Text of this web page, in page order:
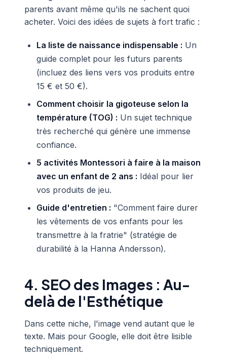
parents avant même qu'ils ne sachent quoi
acheter. Voici des idées de sujets à fort trafic :
La liste de naissance indispensable : Un
guide complet pour les futurs parents
(incluez des liens vers vos produits entre
15 € et 50 €).
Comment choisir la gigoteuse selon la
température (TOG) : Un sujet technique
très recherché qui génère une immense
confiance.
5 activités Montessori à faire à la maison
avec un enfant de 2 ans : Idéal pour lier
vos produits de jeu.
Guide d'entretien : "Comment faire durer
les vêtements de vos enfants pour les
transmettre à la fratrie" (stratégie de
durabilité à la Hanna Andersson).
4. SEO des Images : Au-
delà de l'Esthétique
Dans cette niche, l'image vend autant que le
texte. Mais pour Google, elle doit être lisible
techniquement.